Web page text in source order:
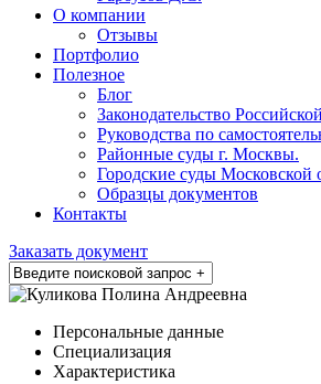
О компании
Отзывы
Портфолио
Полезное
Блог
Законодательство
Руководства по
Районные суды г. Москвы.
Городские суды Московской
Образцы документов
Контакты
Заказать документ
Персональные данные
Специализация
Характеристика